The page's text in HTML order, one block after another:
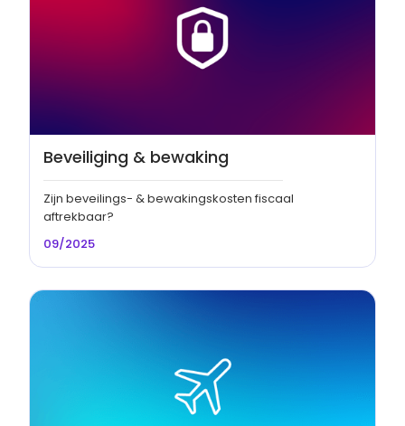
Beveiliging & bewaking
Zijn beveilings- & bewakingskosten fiscaal
aftrekbaar?
09/2025